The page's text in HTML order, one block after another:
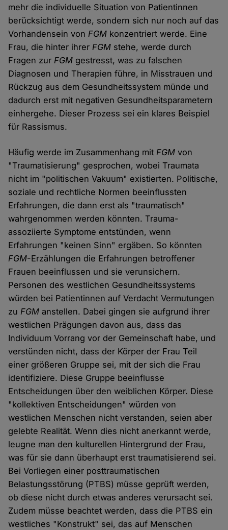
mehr die individuelle Situation von Patientinnen
berücksichtigt werde, sondern sich nur noch auf das
Vorhandensein vonFGM konzentriert werde. Eine
Frau, die hinter ihrerFGM stehe, werde durch
Fragen zurFGM gestresst, was zu falschen
Diagnosen und Therapien führe, in Misstrauen und
Rückzug aus dem Gesundheitssystem münde und
dadurch erst mit negativen Gesundheitsparametern
einhergehe. Dieser Prozess sei ein klares Beispiel
für Rassismus.
Häufig werde im Zusammenhang mitFGM von
"Traumatisierung" gesprochen, wobei Traumata
nicht im "politischen Vakuum" existierten. Politische,
soziale und rechtliche Normen beeinflussten
Erfahrungen, die dann erst als "traumatisch"
wahrgenommen werden könnten. Trauma-
assoziierte Symptome entstünden, wenn
Erfahrungen "keinen Sinn" ergäben. So könnten
FGM-Erzählungen die Erfahrungen betroffener
Frauen beeinflussen und sie verunsichern.
Personen des westlichen Gesundheitssystems
würden bei Patientinnen auf Verdacht Vermutungen
zuFGM anstellen. Dabei gingen sie aufgrund ihrer
westlichen Prägungen davon aus, dass das
Individuum Vorrang vor der Gemeinschaft habe, und
verstünden nicht, dass der Körper der Frau Teil
einer größeren Gruppe sei, mit der sich die Frau
identifiziere. Diese Gruppe beeinflusse
Entscheidungen über den weiblichen Körper. Diese
"kollektiven Entscheidungen" würden von
westlichen Menschen nicht verstanden, seien aber
gelebte Realität. Wenn dies nicht anerkannt werde,
leugne man den kulturellen Hintergrund der Frau,
was für sie dann überhaupt erst traumatisierend sei.
Bei Vorliegen einer posttraumatischen
Belastungsstörung (PTBS) müsse geprüft werden,
ob diese nicht durch etwas anderes verursacht sei.
Zudem müsse beachtet werden, dass die PTBS ein
westliches "Konstrukt" sei, das auf Menschen